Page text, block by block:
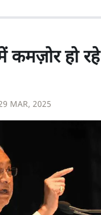
कमज़ोर हो
MAR, 2025